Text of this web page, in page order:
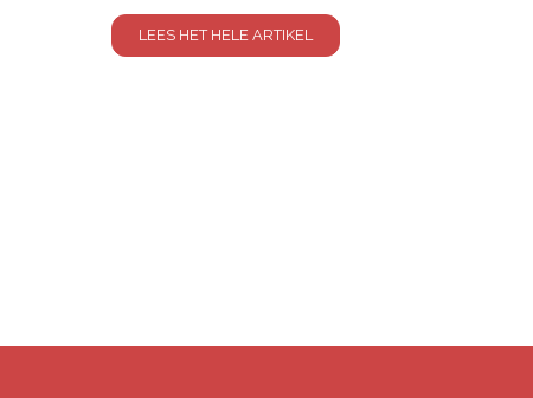
LEES HET HELE ARTIKEL